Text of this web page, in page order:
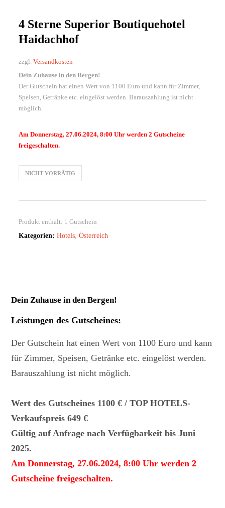
4 Sterne Superior Boutiquehotel
Haidachhof
zzgl.Versandkosten
Dein Zuhause in den Bergen!
Der Gutschein hat einen Wert von 1100 Euro und kann für Zimmer,
Speisen, Getränke etc. eingelöst werden. Barauszahlung ist nicht
möglich.
Am Donnerstag, 27.06.2024, 8:00 Uhr werden 2 Gutscheine
freigeschalten.
NICHT VORRÄTIG
Produkt enthält: 1Gutschein
Kategorien: Hotels ,Österreich
Dein Zuhause in den Bergen!
Leistungen des Gutscheines:
Der Gutschein hat einen Wert von 1100 Euro und kann
für Zimmer, Speisen, Getränke etc. eingelöst werden.
Barauszahlung ist nicht möglich.
Wert des Gutscheines 1100 € / TOP HOTELS-
Verkaufspreis 649 €
Gültig auf Anfrage nach Verfügbarkeit bis Juni
2025.
Am Donnerstag, 27.06.2024, 8:00 Uhr werden 2
Gutscheine freigeschalten.